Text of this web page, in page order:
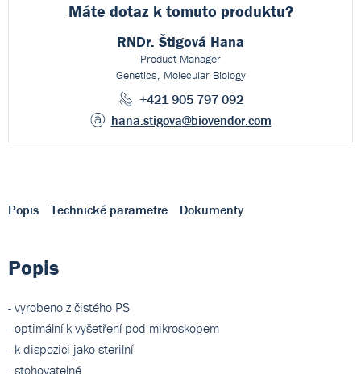
Máte dotaz k tomuto produktu?
RNDr. Štigová Hana
Product Manager
Genetics, Molecular Biology
+421 905 797 092
hana.stigova@biovendor.com
Popis Technické parametre Dokumenty
Popis
- vyrobeno z čistého PS
- optimální k vyšetření pod mikroskopem
- k dispozici jako sterilní
- stohovatelné